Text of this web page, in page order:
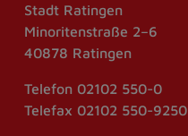
Stadt Ratingen
Minoritenstraße 2–6
40878 Ratingen
Telefon 02102 550-0
Telefax 02102 550-9250